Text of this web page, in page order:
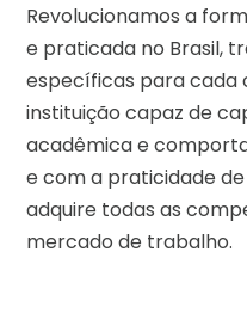
Revolucionamos a
e praticada no Brasil,
específicas para cada
instituição capaz de
acadêmica e
e com a praticidade de
adquire todas as
mercado de trabalho.